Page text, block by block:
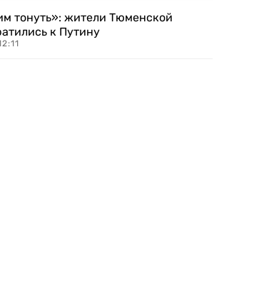
тонуть»: жители Тюменской
к Путину